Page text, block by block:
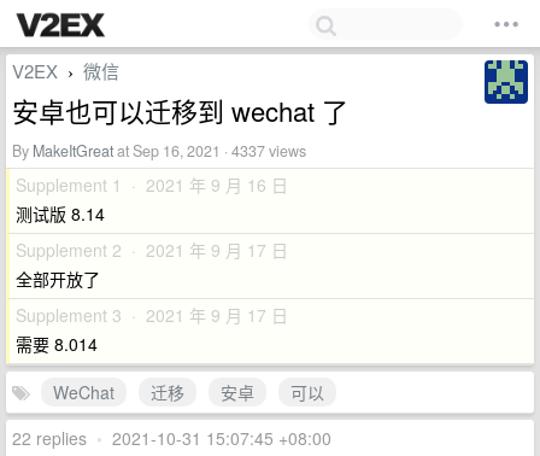
V2EX › 微信
安卓也可以迁移到 wechat 了
By MakeItGreatat Sep 16, 2021 · 4337 views
Supplement 1 · 2021 年 9 月 16 日
测试版 8.14
Supplement 2 · 2021 年 9 月 17 日
全部开放了
Supplement 3 · 2021 年 9 月 17 日
需要 8.014
WeChat
迁移 安卓
可以
22 replies • 2021-10-31 15:07:45 +08:00